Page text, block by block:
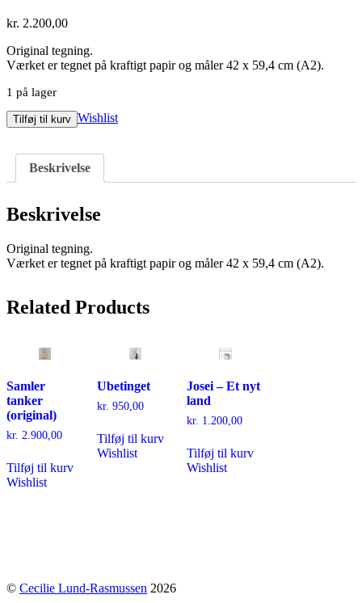
kr. 2.200,00
Original tegning.
Værket er tegnet på kraftigt papir og måler 42 x 59,4 cm (A2).
1 på lager
Klæde
antal
Tilføj til kurv Wishlist
Beskrivelse
Beskrivelse
Original tegning.
Værket er tegnet på kraftigt papir og måler 42 x 59,4 cm (A2).
Related Products
Samler
tanker
(original)
kr. 2.900,00
Tilføj til kurv
Wishlist
Ubetinget
kr. 950,00
Tilføj til kurv
Wishlist
Josei – Et nyt
land
kr. 1.200,00
Tilføj til kurv
Wishlist
© Cecilie Lund-Rasmussen 2026